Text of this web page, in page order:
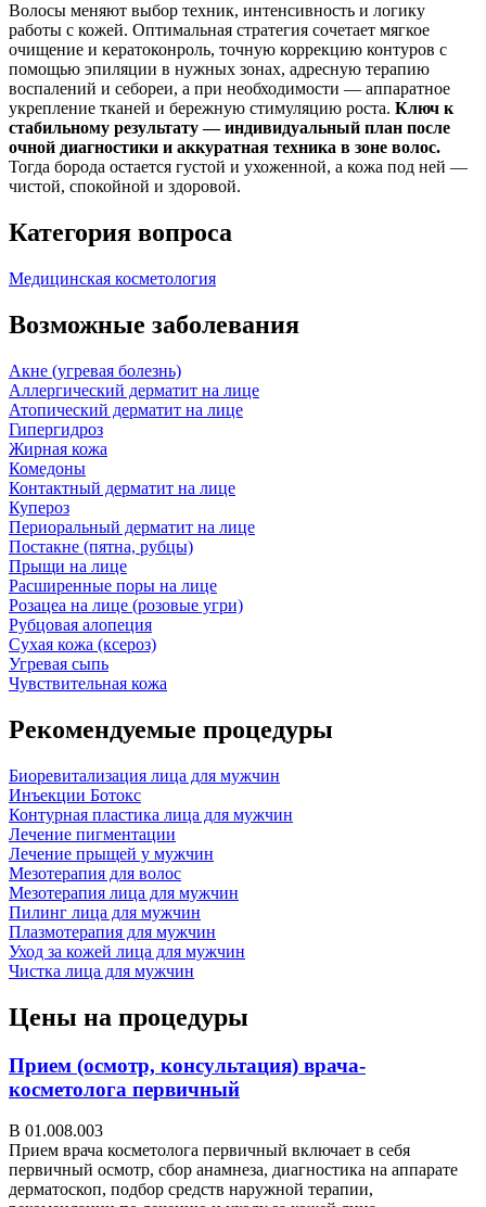
Волосы меняют выбор техник, интенсивность и логику
работы с кожей. Оптимальная стратегия сочетает мягкое
очищение и кератоконроль, точную коррекцию контуров с
помощью эпиляции в нужных зонах, адресную терапию
воспалений и себореи, а при необходимости — аппаратное
укрепление тканей и бережную стимуляцию роста. Ключ к
стабильному результату — индивидуальный план после
очной диагностики и аккуратная техника в зоне волос.
Тогда борода остается густой и ухоженной, а кожа под ней —
чистой, спокойной и здоровой.
Категория вопроса
Медицинская косметология
Возможные заболевания
Акне (угревая болезнь)
Аллергический дерматит на лице
Атопический дерматит на лице
Гипергидроз
Жирная кожа
Комедоны
Контактный дерматит на лице
Купероз
Периоральный дерматит на лице
Постакне (пятна, рубцы)
Прыщи на лице
Расширенные поры на лице
Розацеа на лице (розовые угри)
Рубцовая алопеция
Сухая кожа (ксероз)
Угревая сыпь
Чувствительная кожа
Рекомендуемые процедуры
Биоревитализация лица для мужчин
Инъекции Ботокс
Контурная пластика лица для мужчин
Лечение пигментации
Лечение прыщей у мужчин
Мезотерапия для волос
Мезотерапия лица для мужчин
Пилинг лица для мужчин
Плазмотерапия для мужчин
Уход за кожей лица для мужчин
Чистка лица для мужчин
Цены на процедуры
Прием (осмотр, консультация) врача-
косметолога первичный
В 01.008.003
Прием врача косметолога первичный включает в себя
первичный осмотр, сбор анамнеза, диагностика на аппарате
дерматоскоп, подбор средств наружной терапии,